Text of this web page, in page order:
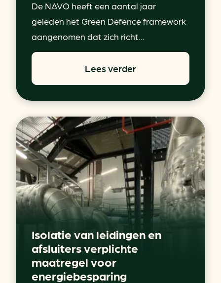
De NAVO heeft een aantal jaar
geleden het Green Defence framework
aangenomen dat zich richt...
Lees verder
Isolatie van leidingen en
afsluiters verplichte
maatregel voor
energiebesparing